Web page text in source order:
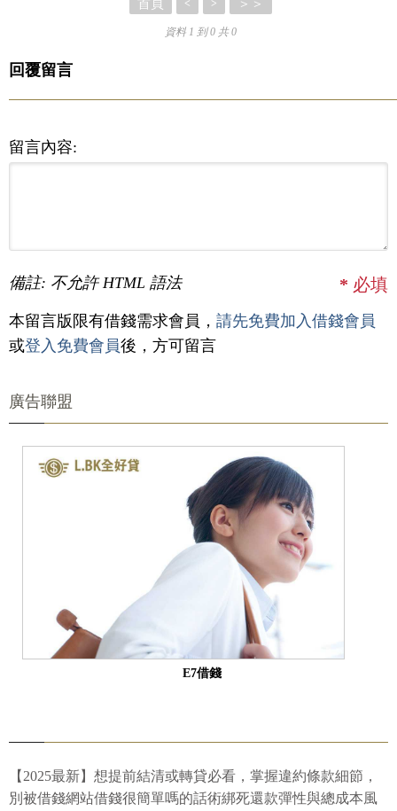
首頁 < > ＞＞
資料 1 到 0 共 0
回覆留言
留言內容:
備註: 不允許 HTML 語法 * 必填
本留言版限有借錢需求會員， 請先免費加入借錢會員
或登入免費會員後，方可留言
廣告聯盟
E7借錢
【2025最新】想提前結清或轉貸必看，掌握違約條款細節，
別被借錢網站借錢很簡單嗎的話術綁死還款彈性與總成本風